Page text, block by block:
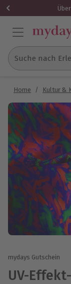
Suche nach
Home / Kultur &
mydays Gutschein
UV-